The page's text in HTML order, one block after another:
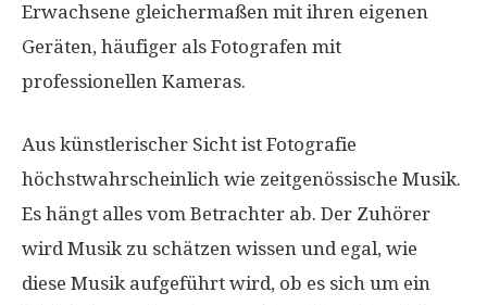
Erwachsene gleichermaßen mit ihren eigenen
Geräten, häufiger als Fotografen mit
professionellen Kameras.
Aus künstlerischer Sicht ist Fotografie
höchstwahrscheinlich wie zeitgenössische Musik.
Es hängt alles vom Betrachter ab. Der Zuhörer
wird Musik zu schätzen wissen und egal, wie
diese Musik aufgeführt wird, ob es sich um ein